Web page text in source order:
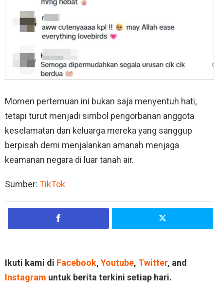
Momen pertemuan ini bukan saja menyentuh hati,
tetapi turut menjadi simbol pengorbanan anggota
keselamatan dan keluarga mereka yang sanggup
berpisah demi menjalankan amanah menjaga
keamanan negara di luar tanah air.
Sumber: TikTok
Ikuti kami di Facebook, Youtube, Twitter, and
Instagram untuk berita terkini setiap hari.